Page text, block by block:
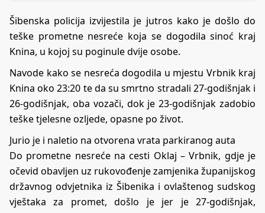
Šibenska policija izvijestila je jutros kako je došlo do
teške prometne nesreće koja se dogodila sinoć kraj
Knina, u kojoj su poginule dvije osobe.
Navode kako se nesreća dogodila u mjestu Vrbnik kraj
Knina oko 23:20 te da su smrtno stradali 27-godišnjak i
26-godišnjak, oba vozači, dok je 23-godišnjak zadobio
teške tjelesne ozljede, opasne po život.
Jurio je i naletio na otvorena vrata parkiranog auta
Do prometne nesreće na cesti Oklaj – Vrbnik, gdje je
očevid obavljen uz rukovođenje zamjenika županijskog
državnog odvjetnika iz Šibenika i ovlaštenog sudskog
vještaka za promet, došlo je jer je 27-godišnjak,